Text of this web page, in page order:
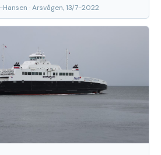
· Arsvågen, 13/7-2022